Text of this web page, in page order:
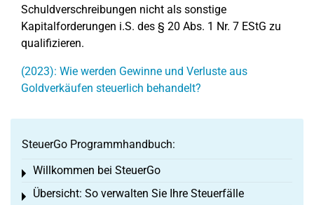
Schuldverschreibungen nicht als sonstige
Kapitalforderungen i.S. des § 20 Abs. 1 Nr. 7 EStG zu
qualifizieren.
(2023): Wie werden Gewinne und Verluste aus
Goldverkäufen steuerlich behandelt?
SteuerGo Programmhandbuch:
Willkommen bei SteuerGo
Toggle menu
Übersicht: So verwalten Sie Ihre Steuerfälle
Toggle menu